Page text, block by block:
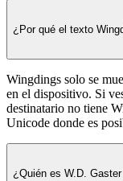
¿Por qué el texto
Wingdings solo se
en el dispositivo. Si
destinatario no tiene
Unicode donde es
¿Quién es W.D.